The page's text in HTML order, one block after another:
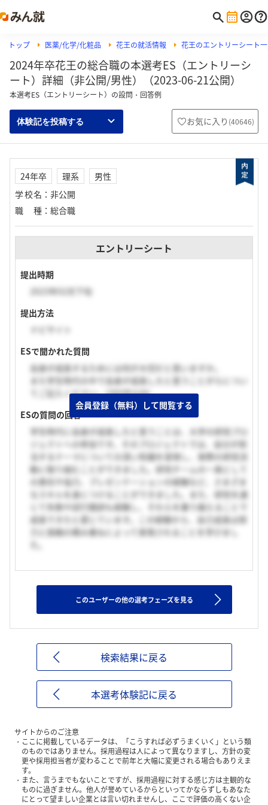
トップ 医薬/化学/化粧品 花王の就活情報 花王のエントリーシート
2024年卒花王の総合職の本選考ES（エントリーシ
ート）詳細（非公開/男性）（2023-06-21公開）
本選考ES（エントリーシート）の設問・回答例
体験記を投稿する お気に入り (40646)
24年卒 理系
男性
学校名 ： 非公開
職種 ： 総合職
エントリーシート
提出時期
2023年02月下旬
提出方法
ESで聞かれた質問
自身が成長するためには何が大切だと思いますか。
また学生時代の中で自身が成長したと思うことがらについ
てご記入ください。(300字以内)
ESの質問の回答
学生時代に自身が成長したと思うことは、大学の研究プロ
ジェクトへの参加です。そのプロジェクトでは、自分が担
当するテーマについての深い知識を習得し、実際の研究活
動に取り組むことができました。研究チームの一員として
の責任や協力、プレゼンテーションの経験など、さまざま
なスキルを身につけることができました。また、研究を通
じて失敗や試行錯誤も経験し、それらを乗り越えることで
成長できたと感じています。この経験から、自己成長は努
力と挑戦の積み重ねによって実現されることを学びまし
会員登録（無料）して閲覧する
このユーザーの他の選考フェーズを見る
検索結果に戻る
本選考体験記に戻る
サイトからのご注意
ここに掲載しているデータは、「こうすれば必ずうまくいく」という類
のものではありません。採用過程は人によって異なりますし、方針の変
更や採用担当者が変わることで前年と大幅に変更される場合もありえま
す。
また、言うまでもないことですが、採用過程に対する感じ方は主観的な
ものに過ぎません。他人が誉めているからといってかならずしもあなた
にとって望ましい企業とは言い切れませんし、ここで評価の高くない企